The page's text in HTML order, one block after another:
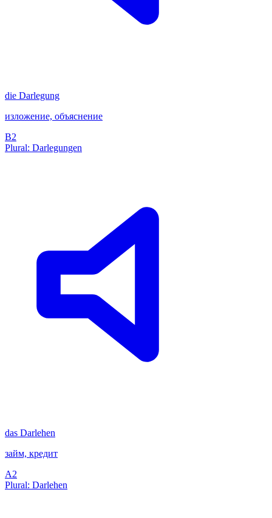
die Darlegung
изложение, объяснение
B2
Plural: Darlegungen
das Darlehen
займ, кредит
A2
Plural: Darlehen